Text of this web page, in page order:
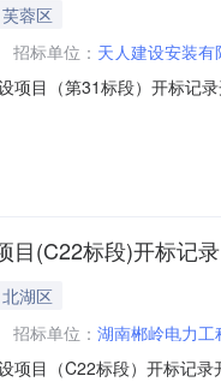
蓉区
招标单位： 天人建设安装有
项目（第31标段）开标记
责人:窦友平;报价:0.00元/
目(C22标段)开标记录
湖区
招标单位： 湖南郴岭电力工
项目（C22标段）开标记